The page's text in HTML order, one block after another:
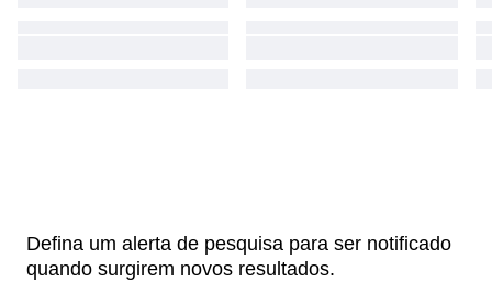
Defina um alerta de pesquisa para ser notificado
quando surgirem novos resultados.